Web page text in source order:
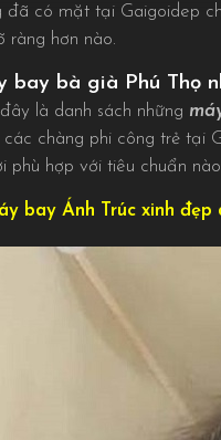
đã có mặt tại Gaigoidep
ràng hơn nào.
bay bà già Phú Thọ
là danh sách những
các chàng phi công trẻ tại
phù hợp với tiêu chuẩn
bay Ánh Trúc xinh đẹp